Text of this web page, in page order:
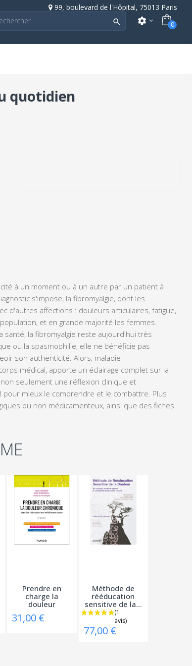
99, boulevard de l'Hôpital, 75013 Paris
 settings 0
quotidien
à un moment ou à un autre par un patient à
s'impose, la fibromyalgie, dont les
d'autres affections : douleurs articulaires, fatigue,
et en grande majorité les femmes.
santé, la fibromyalgie reste aujourd'hui très
ou la spasmophilie, elle ne bénéficie pas
son authenticité. Alors, maladie
médical, apporte un éclairage complet sur la
seulement une réflexion clinique et
mieux le comprendre et le combattre. Plus
ou non médicamenteux, ainsi que des fiches
Prendre en
charge la
douleur
31,00 €
Méthode de
rééducation
sensitive de la...
77,00 €